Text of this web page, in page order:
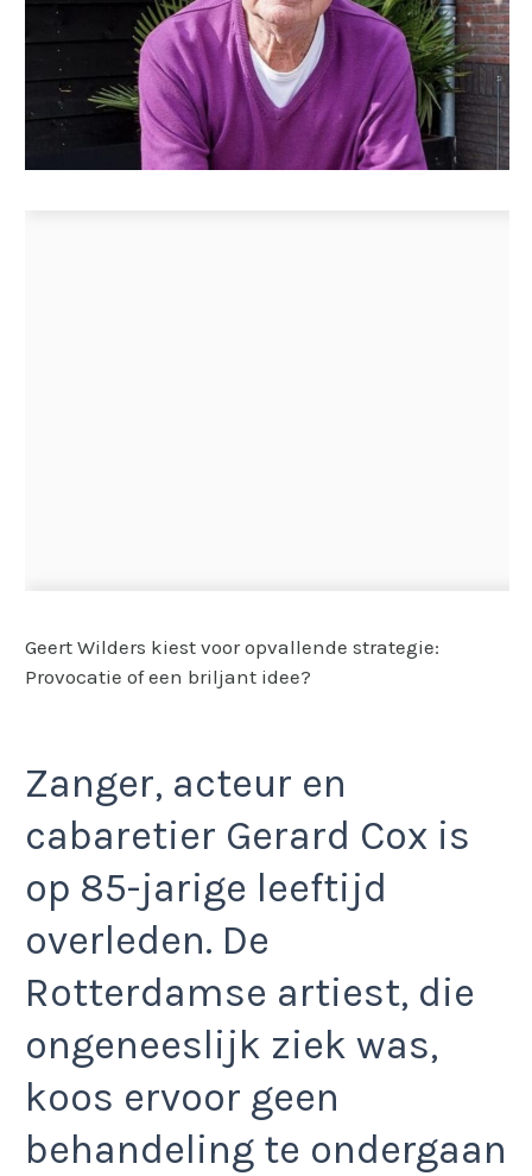
Geert Wilders kiest voor opvallende strategie:
Provocatie of een briljant idee?
Zanger, acteur en
cabaretier Gerard Cox is
op 85-jarige leeftijd
overleden. De
Rotterdamse artiest, die
ongeneeslijk ziek was,
koos ervoor geen
behandeling te ondergaan